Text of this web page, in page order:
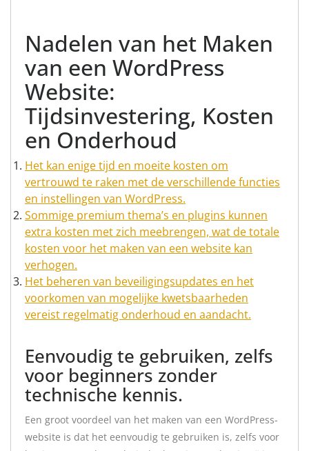
Nadelen van het Maken
van een WordPress
Website:
Tijdsinvestering, Kosten
en Onderhoud
Het kan enige tijd en moeite kosten om
vertrouwd te raken met de verschillende functies
en instellingen van WordPress.
Sommige premium thema’s en plugins kunnen
extra kosten met zich meebrengen, wat de totale
kosten voor het maken van een website kan
verhogen.
Het beheren van beveiligingsupdates en het
voorkomen van mogelijke kwetsbaarheden
vereist regelmatig onderhoud en aandacht.
Eenvoudig te gebruiken, zelfs
voor beginners zonder
technische kennis.
Een groot voordeel van het maken van een WordPress-
website is dat het eenvoudig te gebruiken is, zelfs voor